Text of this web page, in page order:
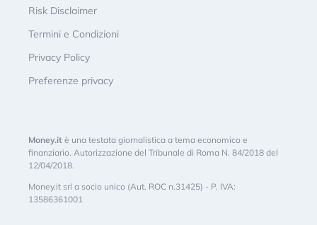
Risk Disclaimer
Termini e Condizioni
Privacy Policy
Preferenze privacy
Money.it è una testata giornalistica a tema economico e
finanziario. Autorizzazione del Tribunale di Roma N. 84/2018 del
12/04/2018.
Money.it srl a socio unico (Aut. ROC n.31425) - P. IVA:
13586361001